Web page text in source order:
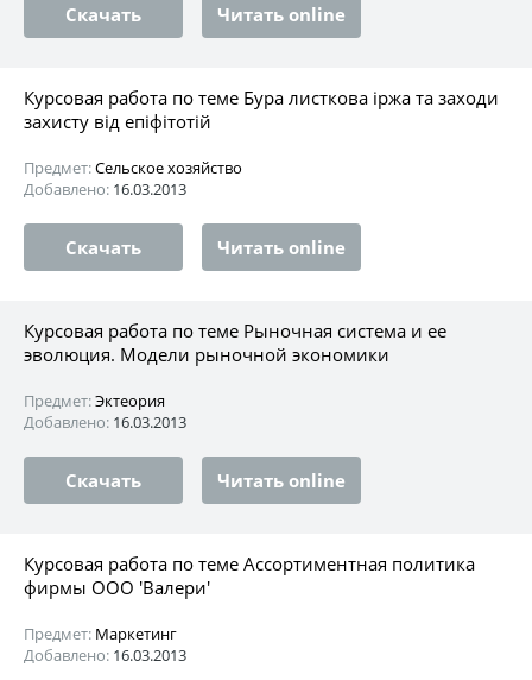
Скачать Читать online
Курсовая работа по теме Бура листкова іржа та заходи
захисту від епіфітотій
Предмет:Сельское хозяйство
Добавлено: 16.03.2013
Скачать Читать online
Курсовая работа по теме Рыночная система и ее
эволюция. Модели рыночной экономики
Предмет:Эктеория
Добавлено: 16.03.2013
Скачать Читать online
Курсовая работа по теме Ассортиментная политика
фирмы ООО 'Валери'
Предмет: Маркетинг
Добавлено: 16.03.2013